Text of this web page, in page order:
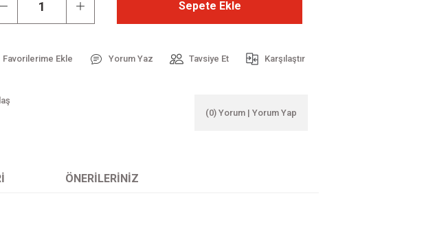
Sepete Ekle
Yorum Yaz Tavsiye Et Karşılaştır
(0) Yorum | Yorum Yap
ÖNERILERINIZ